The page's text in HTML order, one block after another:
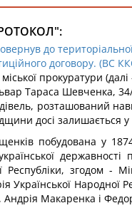
до
договору. (ВС
міської прокуратури
Тараса Шевченка,
розташований
досі залишається
побудована у
Республіки, згодом -
Української
Андрія Макаренка і